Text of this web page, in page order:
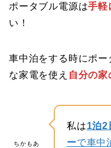
ポータブル電源は手軽
い！
車中泊をする時にポー
な家電を使え 自分の家
ちかもあ
私は1泊2
ーで車中